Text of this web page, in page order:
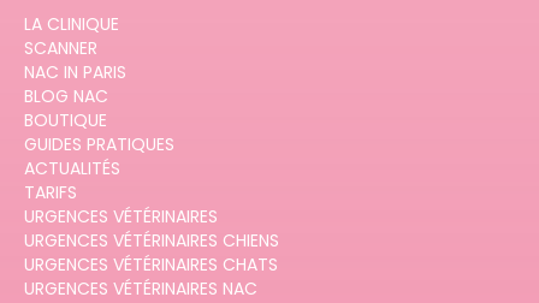
LA CLINIQUE
SCANNER
NAC IN PARIS
BLOG NAC
BOUTIQUE
GUIDES PRATIQUES
ACTUALITÉS
TARIFS
URGENCES VÉTÉRINAIRES
URGENCES VÉTÉRINAIRES CHIENS
URGENCES VÉTÉRINAIRES CHATS
URGENCES VÉTÉRINAIRES NAC